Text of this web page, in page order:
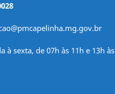
à sexta, de 07h às 11h e 13h às